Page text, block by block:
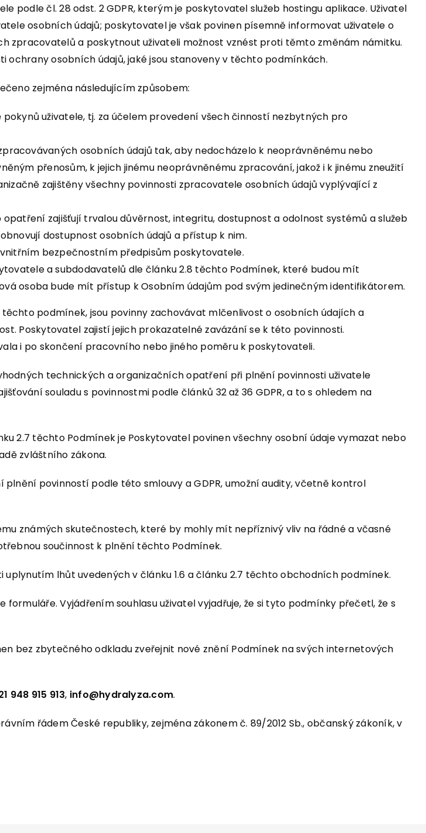
podle čl. 28 odst. 2 GDPR, kterým je poskytovatel služeb hostingu aplikace. Uživatel
osobních údajů; poskytovatel je však povinen písemně informovat uživatele o
zpracovatelů a poskytnout uživateli možnost vznést proti těmto změnám námitku.
osobních údajů, jaké jsou stanoveny v těchto podmínkách.
zejména následujícím způsobem:
uživatele, tj. za účelem provedení všech činností nezbytných pro
osobních údajů tak, aby nedocházelo k neoprávněnému nebo
přenosům, k jejich jinému neoprávněnému zpracování, jakož i k jinému zneužití
zajištěny všechny povinnosti zpracovatele osobních údajů vyplývající z
zajišťují trvalou důvěrnost, integritu, dostupnost a odolnost systémů a služeb
dostupnost osobních údajů a přístup k nim.
bezpečnostním předpisům poskytovatele.
a subdodavatelů dle článku 2.8 těchto Podmínek, které budou mít
osoba bude mít přístup k Osobním údajům pod svým jedinečným identifikátorem.
podmínek, jsou povinny zachovávat mlčenlivost o osobních údajích a
Poskytovatel zajistí jejich prokazatelné zavázání se k této povinnosti.
i po skončení pracovního nebo jiného poměru k poskytovateli.
technických a organizačních opatření při plnění povinnosti uživatele
souladu s povinnostmi podle článků 32 až 36 GDPR, a to s ohledem na
2.7 těchto Podmínek je Poskytovatel povinen všechny osobní údaje vymazat nebo
zvláštního zákona.
povinností podle této smlouvy a GDPR, umožní audity, včetně kontrol
známých skutečnostech, které by mohly mít nepříznivý vliv na řádné a včasné
součinnost k plnění těchto Podmínek.
lhůt uvedených v článku 1.6 a článku 2.7 těchto obchodních podmínek.
Vyjádřením souhlasu uživatel vyjadřuje, že si tyto podmínky přečetl, že s
bez zbytečného odkladu zveřejnit nové znění Podmínek na svých internetových
948 915 913, info@hydralyza.com.
řádem České republiky, zejména zákonem č. 89/2012 Sb., občanský zákoník, v